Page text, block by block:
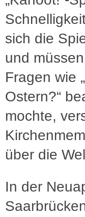
sich die
und
Fragen wie
Ostern?“
mochte,
über die
In der